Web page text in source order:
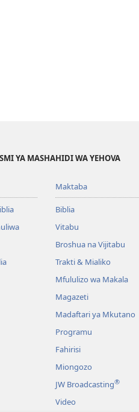
YA MASHAHIDI WA YEHOVA
Maktaba
Biblia
Vitabu
Broshua na Vijitabu
Trakti & Mialiko
Mfululizo wa Makala
Magazeti
Madaftari ya Mkutano
Programu
Fahirisi
Miongozo
JW Broadcasting®
Video